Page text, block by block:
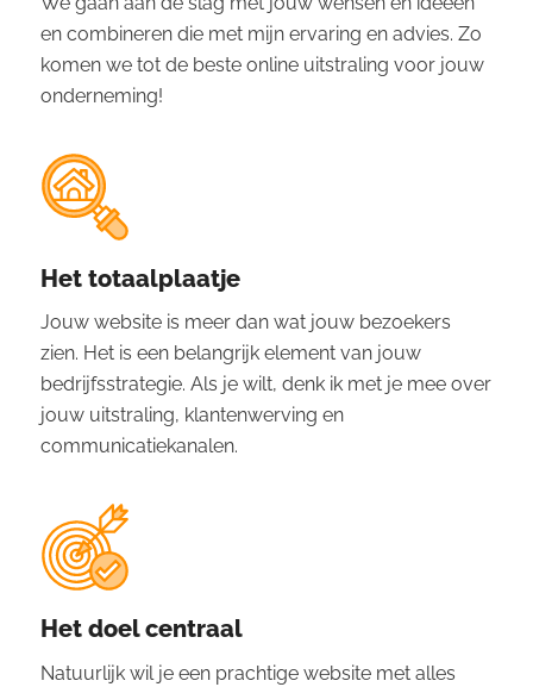
en combineren die met mijn ervaring en advies. Zo
komen we tot de beste online uitstraling voor jouw
onderneming!
Het totaalplaatje
Jouw website is meer dan wat jouw bezoekers
zien. Het is een belangrijk element van jouw
bedrijfsstrategie. Als je wilt, denk ik met je mee over
jouw uitstraling, klantenwerving en
communicatiekanalen.
Het doel centraal
Natuurlijk wil je een prachtige website met alles